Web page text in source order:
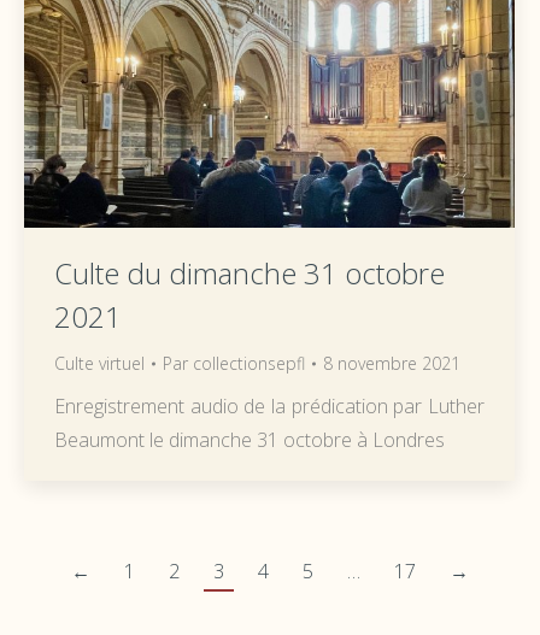
Culte du dimanche 31 octobre
2021
Culte virtuel Par collectionsepfl 8 novembre 2021
Enregistrement audio de la prédication par Luther
Beaumont le dimanche 31 octobre à Londres
← 1 2 3 4 5 … 17 →